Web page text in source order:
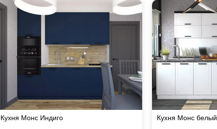
Кухня Монс Индиго Кухня Монс белый